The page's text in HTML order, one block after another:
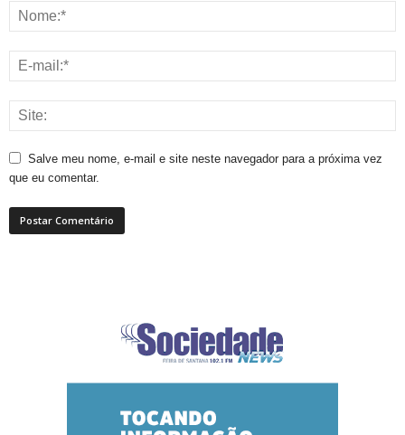
Salve meu nome, e-mail e site neste navegador para a próxima vez
que eu comentar.